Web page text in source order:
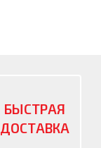
БЫСТРАЯ
ДОСТАВКА